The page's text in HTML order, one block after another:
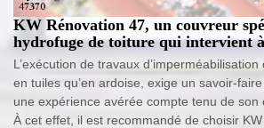
KW Rénovation 47, un couvreur
hydrofuge de toiture qui intervient
L’exécution de travaux d’imperméabilisation
en tuiles qu’en ardoise, exige un savoir-
une expérience avérée compte tenu de son
À cet effet, il est recommandé de choisir